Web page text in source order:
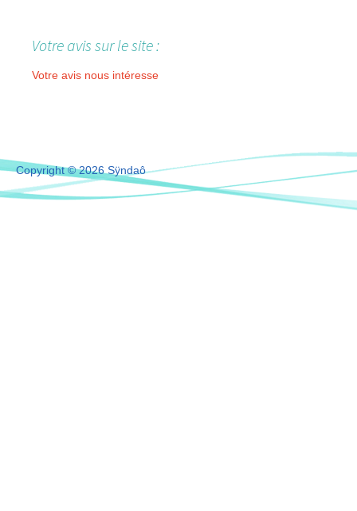
Votre avis sur le site :
Votre avis nous intéresse
Copyright © 2026 Sÿndaô